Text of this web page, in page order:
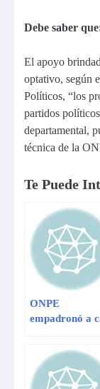
Debe saber
El apoyo
optativo, según
Políticos, “los
partidos
departamental,
técnica de la
Te Puede
ONPE
empadronó a
con
a marzo del